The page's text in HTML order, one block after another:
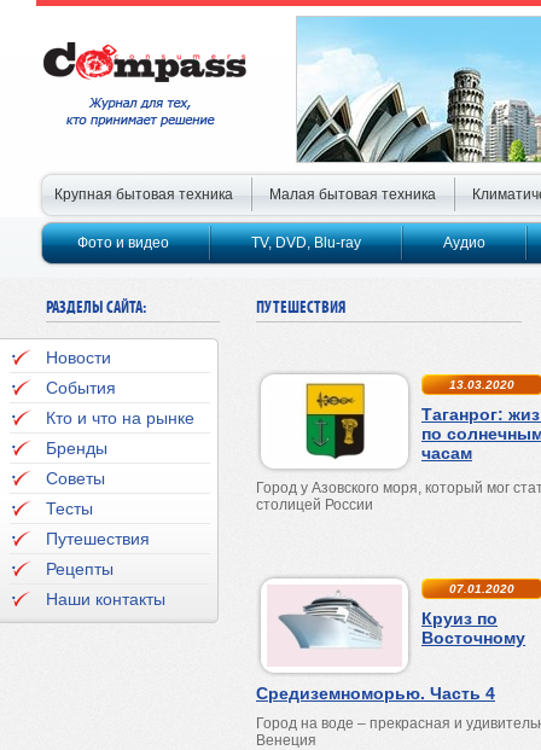
РАЗДЕЛЫ САЙТА:
Новости
События
Кто и что на рынке
Бренды
Советы
Тесты
Путешествия
Рецепты
Наши контакты
ПУТЕШЕСТВИЯ
13.03.2020
Таганрог:
по
часам
Город у Азовского моря, который мог
столицей России
07.01.2020
Круиз по
Восточному
Средиземноморью. Часть 4
Город на воде – прекрасная и
Венеция
Крупная бытовая техника Малая бытовая техника
Фото и видео TV, DVD, Blu-ray Аудио